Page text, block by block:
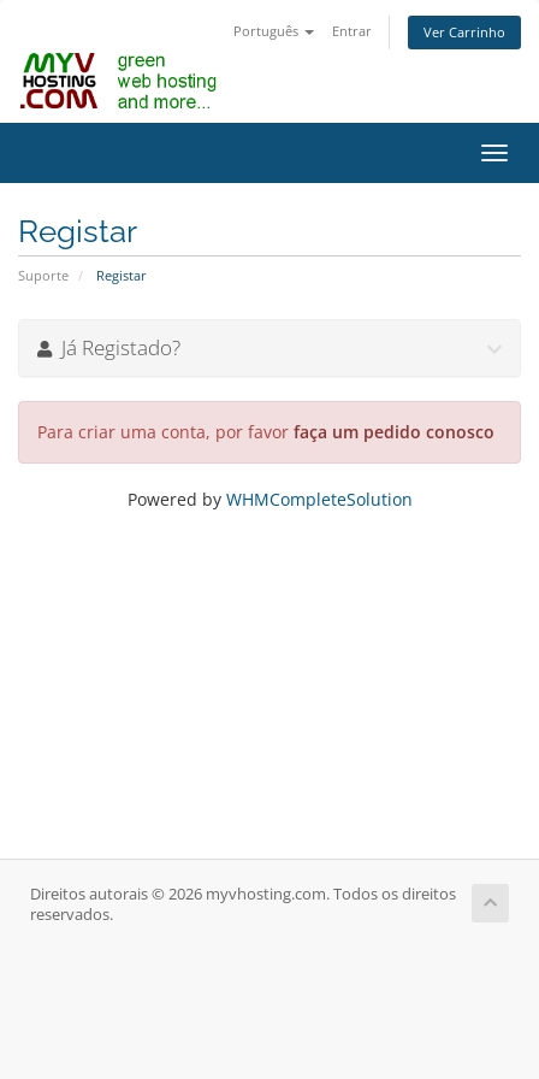
Português Entrar Ver Carrinho
Registar
Suporte Registar
Já Registado?
Para criar uma conta, por favor faça um pedido conosco
Powered by WHMCompleteSolution
Direitos autorais © 2026 myvhosting.com. Todos os direitos
reservados.